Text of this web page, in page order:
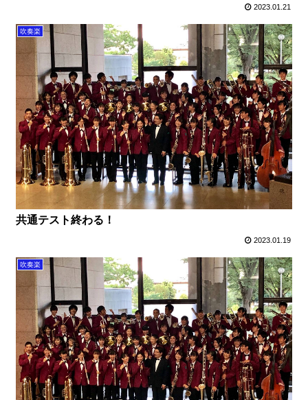
2023.01.21
吹奏楽
共通テスト終わる！
2023.01.19
吹奏楽